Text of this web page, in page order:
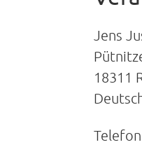
Jens
18311